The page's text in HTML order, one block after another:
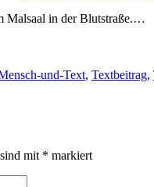
Malsaal in der Blutstraße.…
und-Text, Textbeitrag,
mit * markiert